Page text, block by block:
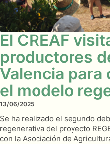
El CREAF
productores
Valencia para
el modelo
13/06/2025
Se ha realizado el segundo
regenerativa del proyecto
con la Asociación de